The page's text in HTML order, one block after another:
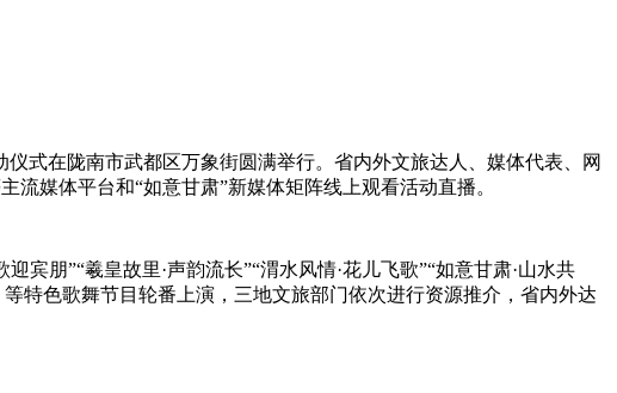
式在陇南市武都区万象街圆满举行。省内外文旅达人、媒体代表、网
媒体平台和“如意甘肃”新媒体矩阵线上观看活动直播。
朋”“羲皇故里·声韵流长”“渭水风情·花儿飞歌”“如意甘肃·山水共
特色歌舞节目轮番上演，三地文旅部门依次进行资源推介，省内外达